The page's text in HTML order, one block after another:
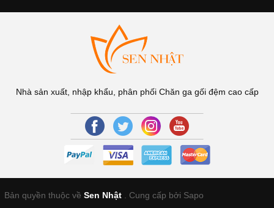
Nhà sản xuất, nhập khẩu, phân phối Chăn ga gối đệm cao cấp
Bản quyền thuộc về Sen Nhật Cung cấp bởi Sapo